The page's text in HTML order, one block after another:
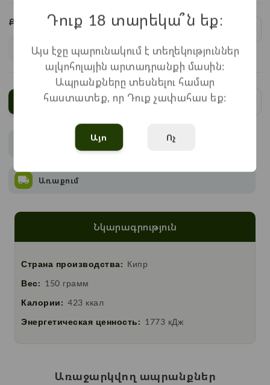
Քանակ:
1 x1.940=
Ավելացնել
Վճարում
Առաքում
Նկարագրություն
Страна производства: Кипр
Вес: 150 грамм
Калории: 423 ккал
Энергетическая ценность: 1773 кДж
Առաջարկվող ապրանքներ
Դուք 18 տարեկա՞ն եք։
Այս էջը պարունակում է տեղեկություններ
ալկոհոլային արտադրանքի մասին:
Ապրանքները տեսնելու համար
հաստատեք, որ Դուք չափահաս եք:
Այո Ոչ